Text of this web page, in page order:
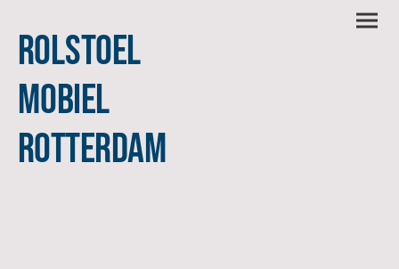
Rolstoel
Mobiel
Rotterdam